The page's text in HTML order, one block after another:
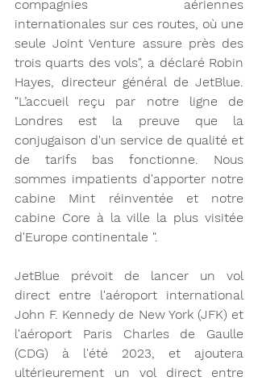
compagnies aériennes
internationales sur ces routes, où une
seule Joint Venture assure près des
trois quarts des vols", a déclaré Robin
Hayes, directeur général de JetBlue.
"L’accueil reçu par notre ligne de
Londres est la preuve que la
conjugaison d'un service de qualité et
de tarifs bas fonctionne. Nous
sommes impatients d'apporter notre
cabine Mint réinventée et notre
cabine Core à la ville la plus visitée
d'Europe continentale ".
JetBlue prévoit de lancer un vol
direct entre l'aéroport international
John F. Kennedy de New York (JFK) et
l'aéroport Paris Charles de Gaulle
(CDG) à l'été 2023, et ajoutera
ultérieurement un vol direct entre